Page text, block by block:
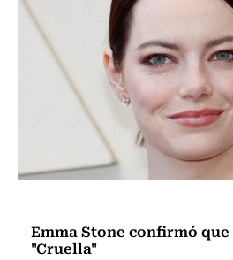
Emma Stone confirmó
"Cruella"